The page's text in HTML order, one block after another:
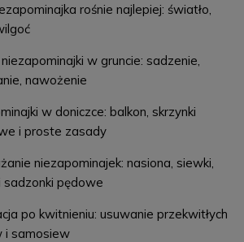
rośnie najlepiej: światło,
w gruncie: sadzenie,
nawożenie
w doniczce: balkon, skrzynki
i proste zasady
niezapominajek: nasiona, siewki,
sadzonki pędowe
po kwitnieniu: usuwanie przekwitłych
i samosiew